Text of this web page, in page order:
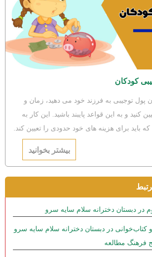
کودکان
پول توجیبی به فرزند خود می دهید، زمان و
و به این قواعد پایبند باشید. این کار به
باید برای هزینه های خود حدودی را تعیین کند.
آموزش برنامه ریزی به کودکان است. در مورد
بیشتر بخوانید
در دبستان دخترانه سلام سایه سرو
کتاب‌خوانی در دبستان دخترانه سلام سایه سرو
فرهنگ مطالعه